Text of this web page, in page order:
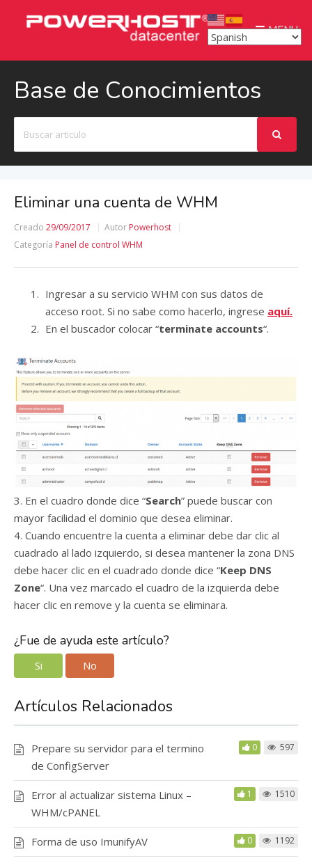
MENU
Base de Conocimientos
Eliminar una cuenta de WHM
Creado 29/09/2017 Autor Powerhost
Categoría Panel de control WHM
Ingresar a su servicio WHM con sus datos de
acceso root. Si no sabe como hacerlo, ingrese aquí.
En el buscador colocar “terminate accounts“.
3. En el cuadro donde dice “Search” puede buscar con
mayor facilidad el dominio que desea eliminar.
4. Cuando encuentre la cuenta a eliminar debe dar clic al
cuadrado al lado izquierdo, si desea mantener la zona DNS
debe hacer clic en el cuadrado donde dice “Keep DNS
Zone“. Una vez marcado el cuadro de la izquierda debe
hacer clic en remove y la cuenta se eliminara.
¿Fue de ayuda este artículo?
Si No
Artículos Relacionados
Prepare su servidor para el termino
de ConfigServer
0 597
Error al actualizar sistema Linux –
WHM/cPANEL
1 1510
Forma de uso ImunifyAV 0 1192